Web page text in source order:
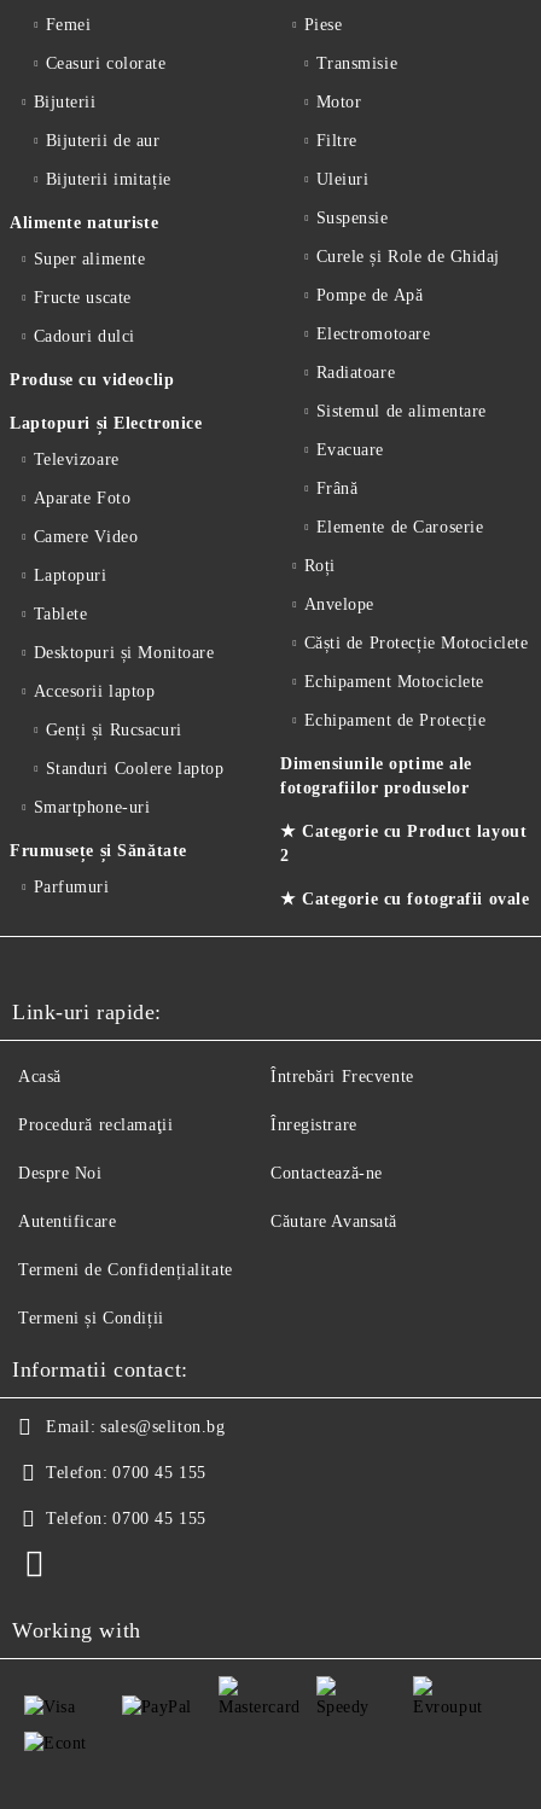
Femei
Ceasuri colorate
Bijuterii
Bijuterii de aur
Bijuterii imitație
Alimente naturiste
Super alimente
Fructe uscate
Cadouri dulci
Produse cu videoclip
Laptopuri și Electronice
Televizoare
Aparate Foto
Camere Video
Laptopuri
Tablete
Desktopuri și Monitoare
Accesorii laptop
Genți și Rucsacuri
Standuri Coolere laptop
Smartphone-uri
Frumusețe și Sănătate
Parfumuri
Piese
Transmisie
Motor
Filtre
Uleiuri
Suspensie
Curele și Role de Ghidaj
Pompe de Apă
Electromotoare
Radiatoare
Sistemul de alimentare
Evacuare
Frână
Elemente de Caroserie
Roți
Anvelope
Căști de Protecție Motociclete
Echipament Motociclete
Echipament de Protecție
Dimensiunile optime ale
fotografiilor produselor
★ Categorie cu Product layout
2
★ Categorie cu fotografii ovale
Link-uri rapide:
Acasă
Procedură reclamaţii
Despre Noi
Autentificare
Întrebări Frecvente
Înregistrare
Contactează-ne
Căutare Avansată
Termeni de Confidențialitate
Termeni și Condiții
Informatii contact:
Email: sales@seliton.bg
Telefon: 0700 45 155
Telefon: 0700 45 155
Working with